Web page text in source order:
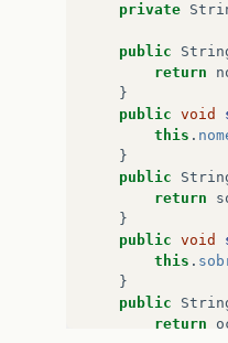
private
public
return
}
public void
this .
}
public
return
}
public void
this .
}
public
return